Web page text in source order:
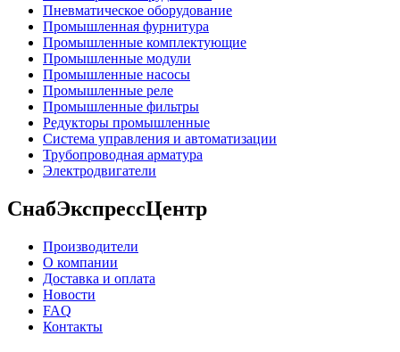
Пневматическое оборудование
Промышленная фурнитура
Промышленные комплектующие
Промышленные модули
Промышленные насосы
Промышленные реле
Промышленные фильтры
Редукторы промышленные
Система управления и автоматизации
Трубопроводная арматура
Электродвигатели
СнабЭкспрессЦентр
Производители
О компании
Доставка и оплата
Новости
FAQ
Контакты